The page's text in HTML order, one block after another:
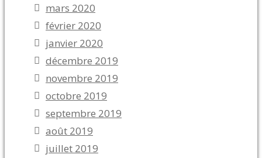
mars 2020
février 2020
janvier 2020
décembre 2019
novembre 2019
octobre 2019
septembre 2019
août 2019
juillet 2019